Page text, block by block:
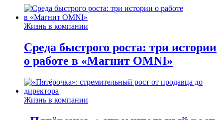
Жизнь в компании
Среда быстрого роста: три истории
о работе в «Магнит OMNI»
Жизнь в компании